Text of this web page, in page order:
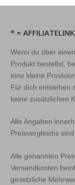
* = AFFILIATELINK
Wenn du über
Produkt bestellst,
eine kleine
Für dich entstehen
keine zusätzlichen
Alle Angaben
Preisvergleichs
Alle genannten
Versandkosten
gesetzliche